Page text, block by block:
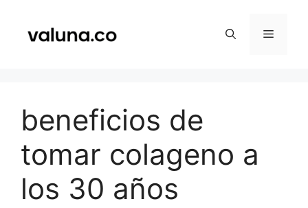
contenido
Menú
beneficios de
tomar colageno a
los 30 años